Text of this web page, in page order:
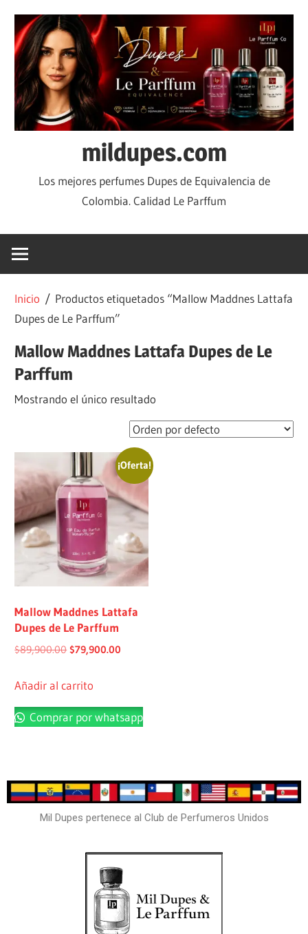
mildupes.com
Los mejores perfumes Dupes de Equivalencia de
Colombia. Calidad Le Parffum
Inicio / Productos etiquetados “Mallow Maddnes Lattafa
Dupes de Le Parffum”
Mallow Maddnes Lattafa Dupes de Le
Parffum
Mostrando el único resultado
¡Oferta!
Mallow Maddnes Lattafa
Dupes de Le Parffum
$89,900.00 $79,900.00
Añadir al carrito
Comprar por whatsapp
Mil Dupes pertenece al Club de Perfumeros Unidos